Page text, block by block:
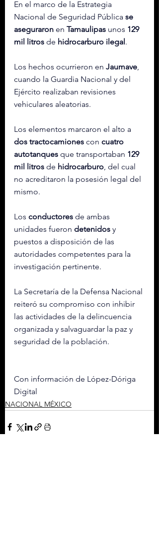
En el marco de la Estrategia
Nacional de Seguridad Pública se
aseguraron en Tamaulipas unos 129
mil litros de hidrocarburo ilegal.
Los hechos ocurrieron en Jaumave
cuando la Guardia Nacional y del
Ejército realizaban revisiones
vehiculares aleatorias.
Los elementos marcaron el alto a
dos tractocamiones con cuatro
autotanques que transportaban 129
mil litros de hidrocarburo , del cual
no acreditaron la posesión legal del
mismo.
Los conductores de ambas
unidades fueron detenidos y
puestos a disposición de las
autoridades competentes para la
investigación pertinente.
La Secretaría de la Defensa Nacional
reiteró su compromiso con inhibir
las actividades de la delincuencia
organizada y salvaguardar la paz y
seguridad de la población.
Con información de López-Dóriga
Digital
NACIONAL MÉXICO